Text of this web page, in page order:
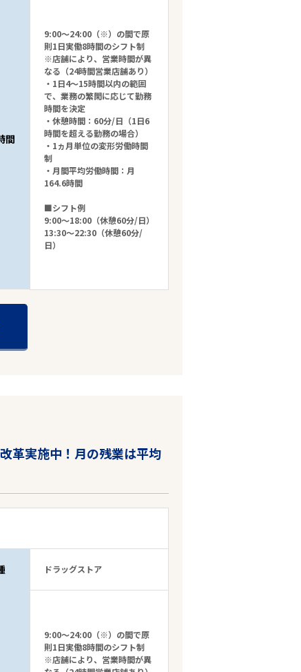
間
9:00～24:00（※）の間で原
則1日実働8時間のシフト制
※店舗により、営業時間が異
なる（24時間営業店舗あり）
・1日4～15時間以内の範囲
で、業務の繁閑に応じて勤務
時間を決定
・休憩時間：60分/日（1日6
時間を超える勤務の場合）
・1ヵ月単位の変形労働時間
制
・月間平均労働時間：月
164.6時間
■シフト例
9:00～18:00（休憩60分/日）
13:30～22:30（休憩60分/
日）
革実施中！月の残業は平均
ドラッグストア
9:00～24:00（※）の間で原
則1日実働8時間のシフト制
※店舗により、営業時間が異